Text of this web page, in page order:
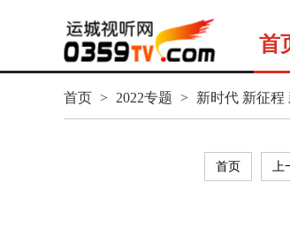
首
首页 > 2022专题 > 新时代 新征程
首页 上